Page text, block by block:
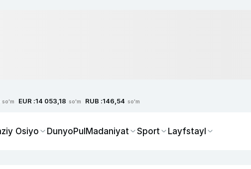
so'm EUR :14 053,18 so'm RUB :146,54 so'm
Osiyo DunyoPulMadaniyat Sport Layfstayl